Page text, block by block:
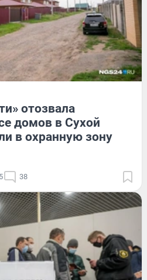
отозвала
домов в Сухой
в охранную зону
38